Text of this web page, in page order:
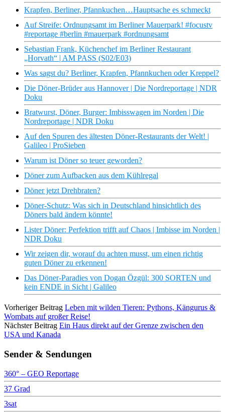
Krapfen, Berliner, Pfannkuchen…Hauptsache es schmeckt
Auf Streife: Ordnungsamt im Berliner Mauerpark! #focustv
#reportage #berlin #mauerpark #ordnungsamt
Sebastian Frank, Küchenchef im Berliner Restaurant
„Horvath“ | AM PASS (S02/E03)
Was sagst du? Berliner, Krapfen, Pfannkuchen oder Kreppel?
Die Döner-Brüder aus Hannover | Die Nordreportage | NDR
Doku
Bratwurst, Döner, Burger: Imbisswagen im Norden | Die
Nordreportage | NDR Doku
Auf den Spuren des ältesten Döner-Restaurants der Welt! |
Galileo | ProSieben
Warum ist Döner so teuer geworden?
Döner zum Aufbacken aus dem Kühlregal
Döner jetzt Drehbraten?
Döner-Schutz: Was sich in Deutschland hinsichtlich des
Döners bald ändern könnte!
Lister Döner: Perfektion trifft auf Chaos | Imbisse im Norden |
NDR Doku
Wir zeigen dir, worauf du achten musst, um einen richtig
guten Döner zu erkennen!
Das Döner-Paradies von Dogan Özgül: 300 SORTEN und
kein ENDE in Sicht | Galileo
Vorheriger Beitrag Leben mit wilden Tieren: Pythons, Kängurus &
Wombats auf großer Reise!
Nächster Beitrag Ein Haus direkt auf der Grenze zwischen den
USA und Kanada
Sender & Sendungen
360° – GEO Reportage
37 Grad
3sat